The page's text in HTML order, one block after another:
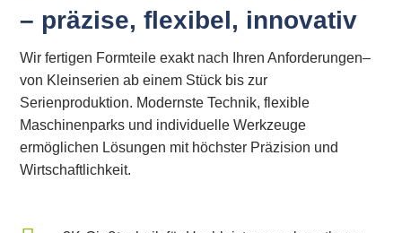
– präzise, flexibel, innovativ
Wir fertigen Formteile exakt nach Ihren Anforderungen–
von Kleinserien ab einem Stück bis zur
Serienproduktion. Modernste Technik, flexible
Maschinenparks und individuelle Werkzeuge
ermöglichen Lösungen mit höchster Präzision und
Wirtschaftlichkeit.